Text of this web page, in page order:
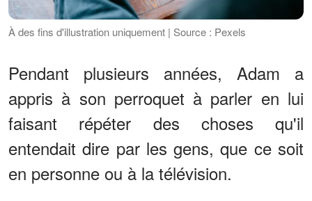
À des fins d'illustration uniquement | Source : Pexels
Pendant plusieurs années, Adam a
appris à son perroquet à parler en lui
faisant répéter des choses qu'il
entendait dire par les gens, que ce soit
en personne ou à la télévision.